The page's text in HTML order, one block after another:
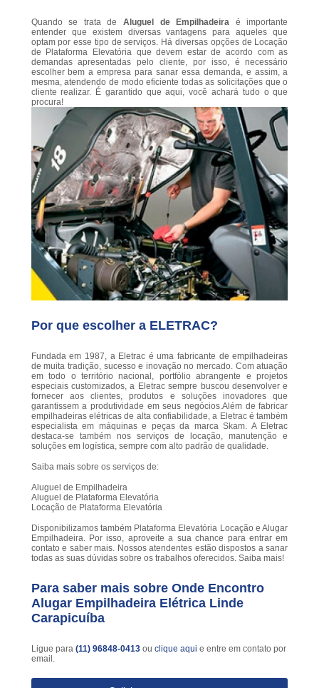
Quando se trata de Aluguel de Empilhadeira é importante
entender que existem diversas vantagens para aqueles que
optam por esse tipo de serviços. Há diversas opções de Locação
de Plataforma Elevatória que devem estar de acordo com as
demandas apresentadas pelo cliente, por isso, é necessário
escolher bem a empresa para sanar essa demanda, e assim, a
mesma, atendendo de modo eficiente todas as solicitações que o
cliente realizar. É garantido que aqui, você achará tudo o que
procura!
Por que escolher a ELETRAC?
Fundada em 1987, a Eletrac é uma fabricante de empilhadeiras
de muita tradição, sucesso e inovação no mercado. Com atuação
em todo o território nacional, portfólio abrangente e projetos
especiais customizados, a Eletrac sempre buscou desenvolver e
fornecer aos clientes, produtos e soluções inovadores que
garantissem a produtividade em seus negócios.Além de fabricar
empilhadeiras elétricas de alta confiabilidade, a Eletrac é também
especialista em máquinas e peças da marca Skam. A Eletrac
destaca-se também nos serviços de locação, manutenção e
soluções em logística, sempre com alto padrão de qualidade.
Saiba mais sobre os serviços de:
Aluguel de Empilhadeira
Aluguel de Plataforma Elevatória
Locação de Plataforma Elevatória
Disponibilizamos também Plataforma Elevatória Locação e Alugar
Empilhadeira. Por isso, aproveite a sua chance para entrar em
contato e saber mais. Nossos atendentes estão dispostos a sanar
todas as suas dúvidas sobre os trabalhos oferecidos. Saiba mais!
Para saber mais sobre Onde Encontro
Alugar Empilhadeira Elétrica Linde
Carapicuíba
Ligue para (11) 96848-0413 ou clique aqui e entre em contato por
email.